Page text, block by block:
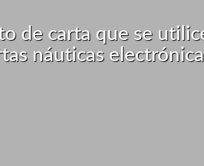
de carta que se
náuticas